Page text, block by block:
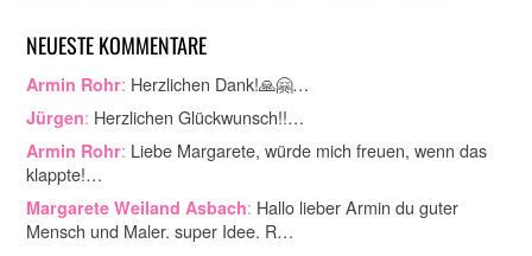
NEUESTE KOMMENTARE
Armin Rohr: Herzlichen Dank!🙏🤗…
Jürgen: Herzlichen Glückwunsch!!…
Armin Rohr: Liebe Margarete, würde mich freuen, wenn das
klappte!…
Margarete Weiland Asbach: Hallo lieber Armin du guter
Mensch und Maler. super Idee. R…